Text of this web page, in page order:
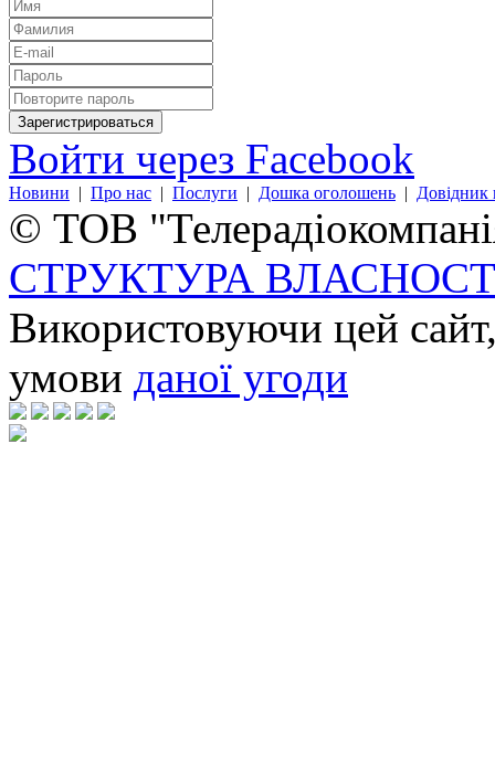
Войти через Facebook
Новини | Про нас | Послуги | Дошка оголошень | Довідник
© ТОВ
СТРУКТУРА
Використовуючи цей
умови даної угоди